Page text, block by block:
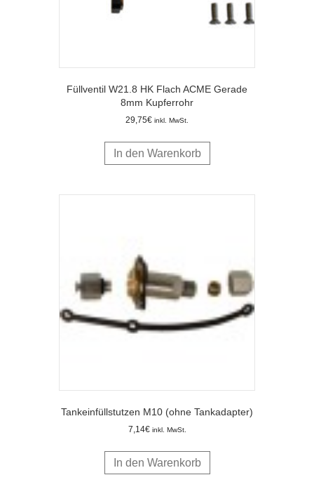
Füllventil W21.8 HK Flach ACME Gerade
8mm Kupferrohr
29,75€ inkl. MwSt.
In den Warenkorb
Tankeinfüllstutzen M10 (ohne Tankadapter)
7,14€ inkl. MwSt.
In den Warenkorb